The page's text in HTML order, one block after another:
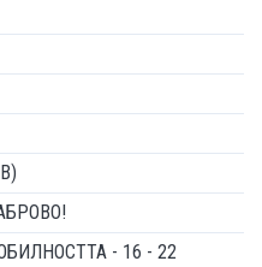
- 16 - 22